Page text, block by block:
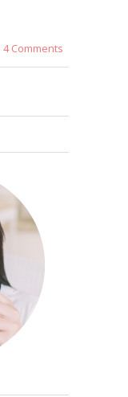
4 Comments